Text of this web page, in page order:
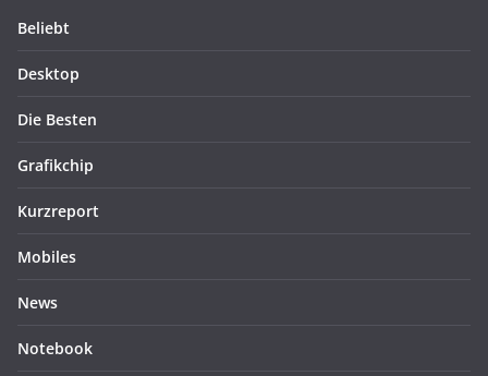
Beliebt
Desktop
Die Besten
Grafikchip
Kurzreport
Mobiles
News
Notebook